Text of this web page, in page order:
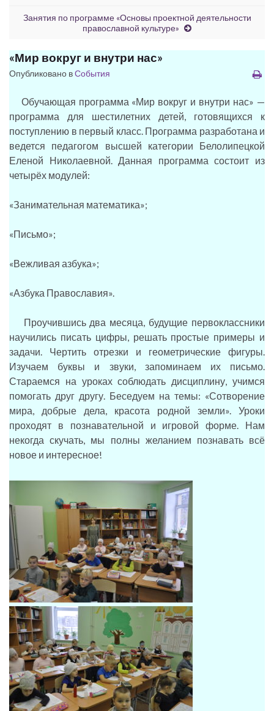
Занятия по программе «Основы проектной деятельности
православной культуре»
«Мир вокруг и внутри нас»
Опубликовано вСобытия
Обучающая программа «Мир вокруг и внутри нас» —
программа для шестилетних детей, готовящихся к
поступлению в первый класс. Программа разработана и
ведется педагогом высшей категории Белолипецкой
Еленой Николаевной. Данная программа состоит из
четырёх модулей:
«Занимательная математика»;
«Письмо»;
«Вежливая азбука»;
«Азбука Православия».
Проучившись два месяца, будущие первоклассники
научились писать цифры, решать простые примеры и
задачи. Чертить отрезки и геометрические фигуры.
Изучаем буквы и звуки, запоминаем их письмо.
Стараемся на уроках соблюдать дисциплину, учимся
помогать друг другу. Беседуем на темы: «Сотворение
мира, добрые дела, красота родной земли». Уроки
проходят в познавательной и игровой форме. Нам
некогда скучать, мы полны желанием познавать всё
новое и интересное!